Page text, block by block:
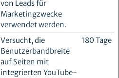
von Leads für
Marketingzwecke
verwendet werden.
Versucht, die
Benutzerbandbreite
auf Seiten mit
integrierten YouTube-
180 Tage